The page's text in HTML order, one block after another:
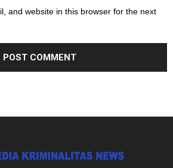
and website in this browser for the next